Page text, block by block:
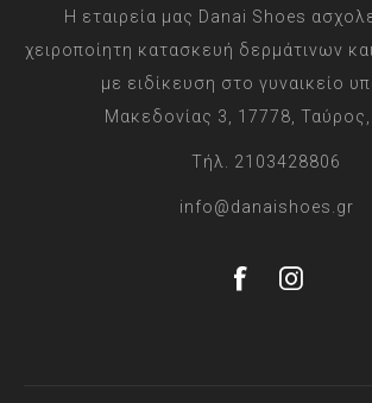
Η εταιρεία μας Danai Shoes
χειροποίητη κατασκευή δερμάτινων
με ειδίκευση στο γυναικείο
Μακεδονίας 3, 17778,
Τήλ. 2103428806
info@danaishoes.gr